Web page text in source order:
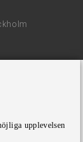
upplevelsen